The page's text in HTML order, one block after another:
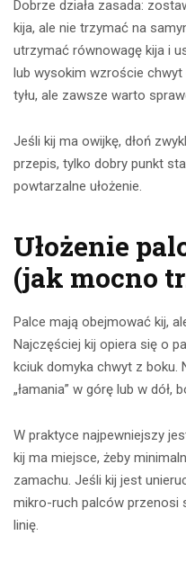
Dobrze działa zasada:
kija, ale nie trzymać na
utrzymać równowagę kija i
lub wysokim wzroście
tyłu, ale zawsze warto
Jeśli kij ma owijkę, dłoń
przepis, tylko dobry punkt
powtarzalne ułożenie.
Ułożenie
(jak mocno
Palce mają obejmować kij,
Najczęściej kij opiera się o
kciuk domyka chwyt z boku.
„łamania” w górę lub w dół,
W praktyce najpewniejszy
kij ma miejsce, żeby
zamachu. Jeśli kij jest
mikro-ruch palców przenosi
linię.